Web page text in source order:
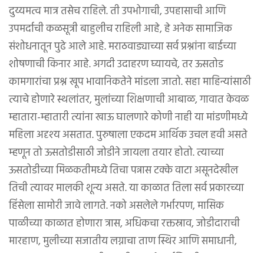
दुय्यमत्व मात्र तसेच राहिले. ती उपभोगाची, उपहासाची आणि
उपमर्दाची कळसूत्री बाहुलीच राहिली आहे, हे अनेक सामाजिक
संशोधनातून पुढे आले आहे. मराठवाड्याच्या सर्व प्रश्नांना बाईच्या
शोषणाची किनार आहे. अगदी उदाहरण घ्यायचे, तर ऊसतोड
कामगारांचा प्रश्न खूप भावानिकतेने मांडला जातो. सहा माहिन्यांसाठी
त्याचे होणारे स्थलांतर, मुलांच्या शिक्षणाची आबाळ, गावात केवळ
म्हातारा-म्हातारी त्यांना खाऊ घालणारे कोणी नाही या मांडणीमध्ये
महिला अदृश्य असतात. पुरुषाला एकदम आर्थिक उचल हवी असते
म्हणून तो ऊसतोडीसाठी जोडीने जायला तयार होतो. त्याच्या
ऊसतोडीच्या मिळकतीमध्ये तिचा पन्नास टक्के वाटा असूनदेखील
तिची त्यावर मालकी शून्य असते. या काळात तिला सर्व प्रकारच्या
हिंसेला सामोरी जावे लागते. नको असलेले गर्भारपण, मासिक
पाळीच्या काळात होणारा त्रास, अधिकचा रक्तस्राव, जोडीदाराची
मारहाण, मुलीच्या सजातीय लग्नाचा ताण स्थिर आणि समाधानी,